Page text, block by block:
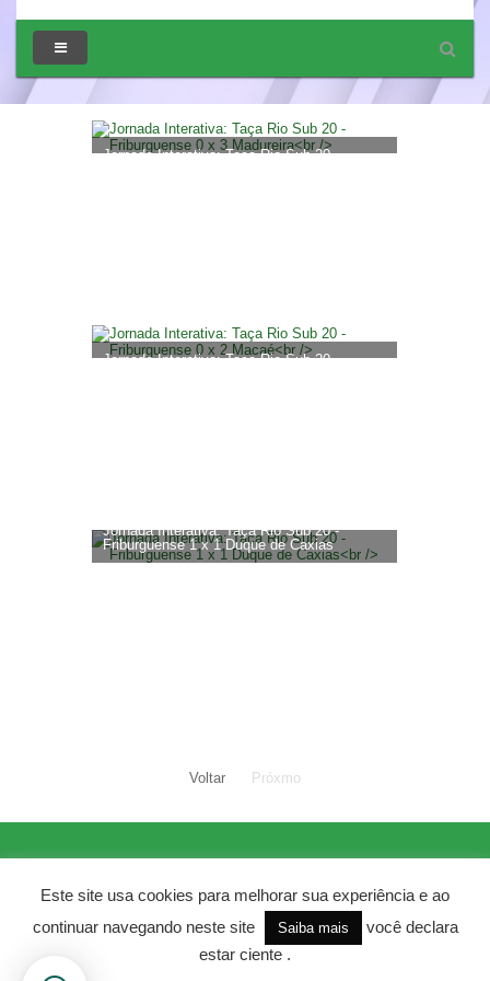
Jornada Interativa: Taça Rio Sub 20 -
Jornada Interativa: Taça Rio Sub 20 -
Jornada Interativa: Taça Rio Sub 20 -
Friburguense 1 x 1 Duque de Caxias
Voltar Próxmo
©2021 Jornada Interativa todos os
direitos reservados
Este site usa cookies para melhorar sua experiência e ao
continuar navegando neste site
Saiba mais
você declara
estar ciente .